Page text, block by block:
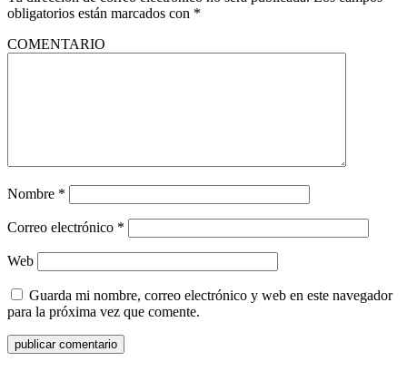
obligatorios están marcados con *
COMENTARIO
Nombre *
Correo electrónico *
Web
Guarda mi nombre, correo electrónico y web en este navegador
para la próxima vez que comente.